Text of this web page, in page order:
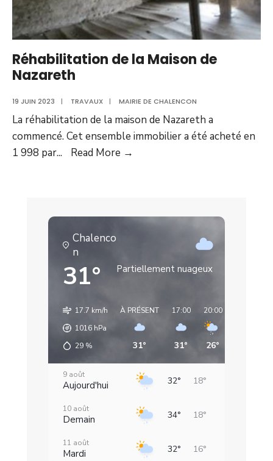
Réhabilitation de la Maison de
Nazareth
19 JUIN 2023 | TRAVAUX | MAIRIE DE CHALENCON
La réhabilitation de la maison de Nazareth a
commencé. Cet ensemble immobilier a été acheté en
1 998 par... Read More →
de
Chalenco
n
31° Partiellement nuageux
17.7 km/h
1016 hPa
29 %
À PRÉSENT
31°
17:00
31°
20:00
26°
9 août
Aujourd'hui 32° 18°
10 août
Demain 34° 18°
11 août
Mardi 32° 16°